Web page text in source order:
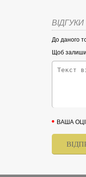
ВІДГУКИ
До даного
Щоб
ВАША